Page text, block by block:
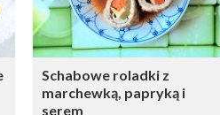
Schabowe roladki z
marchewką, papryką i
serem